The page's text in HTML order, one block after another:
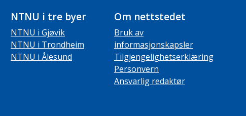
NTNU i tre byer
NTNU i Gjøvik
NTNU i Trondheim
NTNU i Ålesund
Om nettstedet
Bruk av
informasjonskapsler
Tilgjengelighetserklæring
Personvern
Ansvarlig redaktør